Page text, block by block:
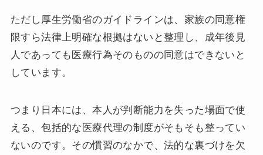
ただし厚生労働省のガイドラインは、家族の同意権
限すら法律上明確な根拠はないと整理し、成年後見
人であっても医療行為そのものの同意はできないと
しています。
つまり日本には、本人が判断能力を失った場面で使
える、包括的な医療代理の制度がそもそも整ってい
ないのです。その慣習のなかで、法的な裏づけを欠